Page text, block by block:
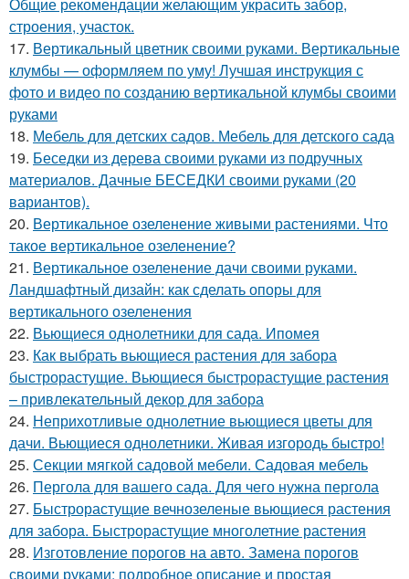
строения, участок.
17. Вертикальный цветник своими руками. Вертикальные
клумбы — оформляем по уму! Лучшая инструкция с
фото и видео по созданию вертикальной клумбы своими
руками
18. Мебель для детских садов. Мебель для детского сада
19. Беседки из дерева своими руками из подручных
материалов. Дачные БЕСЕДКИ своими руками (20
вариантов).
20. Вертикальное озеленение живыми растениями. Что
такое вертикальное озеленение?
21. Вертикальное озеленение дачи своими руками.
Ландшафтный дизайн: как сделать опоры для
вертикального озеленения
22. Вьющиеся однолетники для сада. Ипомея
23. Как выбрать вьющиеся растения для забора
быстрорастущие. Вьющиеся быстрорастущие растения
– привлекательный декор для забора
24. Неприхотливые однолетние вьющиеся цветы для
дачи. Вьющиеся однолетники. Живая изгородь быстро!
25. Секции мягкой садовой мебели. Садовая мебель
26. Пергола для вашего сада. Для чего нужна пергола
27. Быстрорастущие вечнозеленые вьющиеся растения
для забора. Быстрорастущие многолетние растения
28. Изготовление порогов на авто. Замена порогов
своими руками: подробное описание и простая